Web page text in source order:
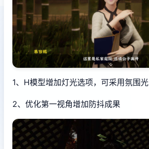
1、H模型增加灯光选项，可采用氛围光
2、优化第一视角增加防抖成果